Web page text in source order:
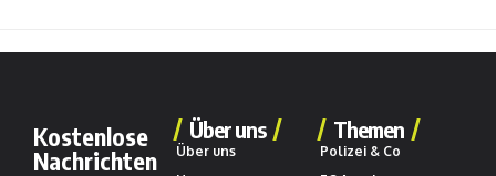
Kostenlose
Nachrichten
Über uns
Über uns
Themen
Polizei & Co